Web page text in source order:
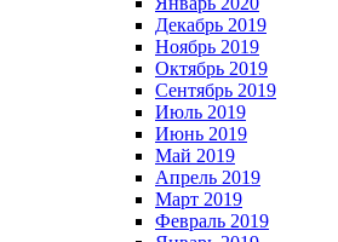
Декабрь 2019
Ноябрь 2019
Октябрь 2019
Сентябрь 2019
Июль 2019
Июнь 2019
Май 2019
Апрель 2019
Март 2019
Февраль 2019